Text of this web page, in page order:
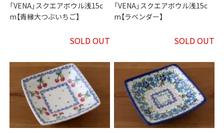
「VENA」スクエアボウル浅15c
m【青縁大つぶいちご】
SOLD OUT
「VENA」スクエアボウル浅15c
m【ラベンダー】
SOLD OUT